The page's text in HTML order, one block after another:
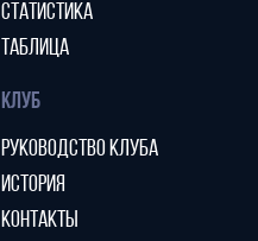
СТАТИСТИКА
ТАБЛИЦА
КЛУБ
РУКОВОДСТВО КЛУБА
ИСТОРИЯ
КОНТАКТЫ